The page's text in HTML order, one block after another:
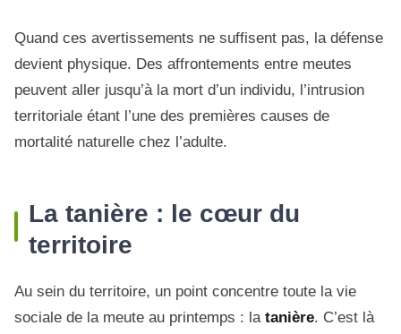
Quand ces avertissements ne suffisent pas, la défense
devient physique. Des affrontements entre meutes
peuvent aller jusqu’à la mort d’un individu, l’intrusion
territoriale étant l’une des premières causes de
mortalité naturelle chez l’adulte.
La tanière : le cœur du
territoire
Au sein du territoire, un point concentre toute la vie
sociale de la meute au printemps : la tanière. C’est là